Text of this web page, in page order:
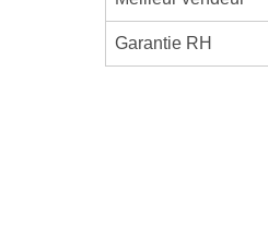
Garantie RH